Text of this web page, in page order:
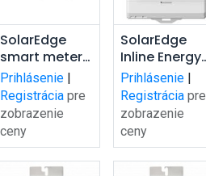
Pridať do
košíka
SolarEdge
smart meter
400V (cievky)
Prihlásenie|
Registrácia pre
zobrazenie
ceny
Pridať do
košíka
SolarEdge
Inline Energy
Meter s WiFi
prenosom
dát, 3F
230/400V
65A /
smartmeter
Prihlásenie|
Registrácia pre
zobrazenie
ceny